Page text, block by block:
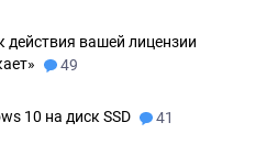
действия вашей лицензии
49
10 на диск SSD 41